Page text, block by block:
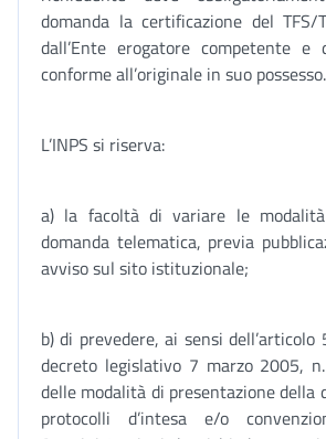
domanda la certificazione del
dall’Ente erogatore competente e
conforme all’originale in suo possesso.
L’INPS si riserva:
a) la facoltà di variare le
domanda telematica, previa
avviso sul sito istituzionale;
b) di prevedere, ai sensi dell’articolo
decreto legislativo 7 marzo 2005,
delle modalità di presentazione della
protocolli d’intesa e/o